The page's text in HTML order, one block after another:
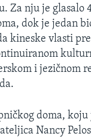
Za nju je glasalo
dok je jedan
kineske vlasti
i jezičnom
doma,
Nancy